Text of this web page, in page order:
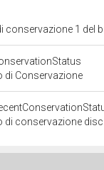
conservazione 1 del
di Conservazione
di conservazione